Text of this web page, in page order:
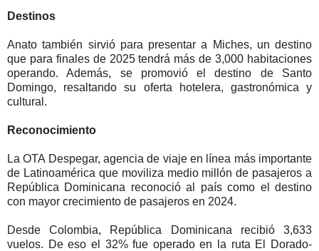
Destinos
Anato también sirvió para presentar a Miches, un destino
que para finales de 2025 tendrá más de 3,000 habitaciones
operando. Además, se promovió el destino de Santo
Domingo, resaltando su oferta hotelera, gastronómica y
cultural.
Reconocimiento
La OTA Despegar, agencia de viaje en línea más importante
de Latinoamérica que moviliza medio millón de pasajeros a
República Dominicana reconoció al país como el destino
con mayor crecimiento de pasajeros en 2024.
Desde Colombia, República Dominicana recibió 3,633
vuelos. De eso el 32% fue operado en la ruta El Dorado-